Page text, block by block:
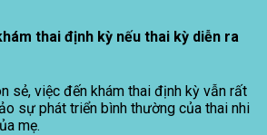
thai định kỳ nếu thai kỳ diễn ra
sẻ, việc đến khám thai định kỳ vẫn rất
sự phát triển bình thường của thai nhi
mẹ.